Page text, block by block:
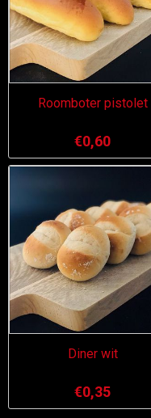
Roomboter pistolet
€0,60
Diner wit
€0,35